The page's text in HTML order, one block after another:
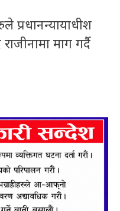
प्रधानन्यायाधीश
माग गर्दै